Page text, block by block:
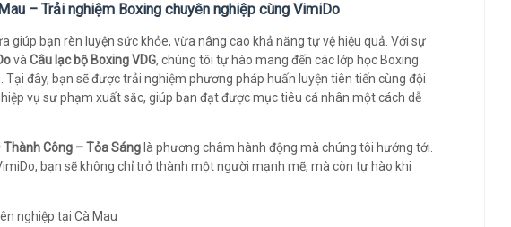
– Trải nghiệm Boxing chuyên nghiệp cùng VimiDo
giúp bạn rèn luyện sức khỏe, vừa nâng cao khả năng tự vệ hiệu quả. Với sự
và Câu lạc bộ Boxing VDG, chúng tôi tự hào mang đến các lớp học Boxing
Tại đây, bạn sẽ được trải nghiệm phương pháp huấn luyện tiên tiến cùng đội
vụ sư phạm xuất sắc, giúp bạn đạt được mục tiêu cá nhân một cách dễ
Công – Tỏa Sáng là phương châm hành động mà chúng tôi hướng tới.
bạn sẽ không chỉ trở thành một người mạnh mẽ, mà còn tự hào khi